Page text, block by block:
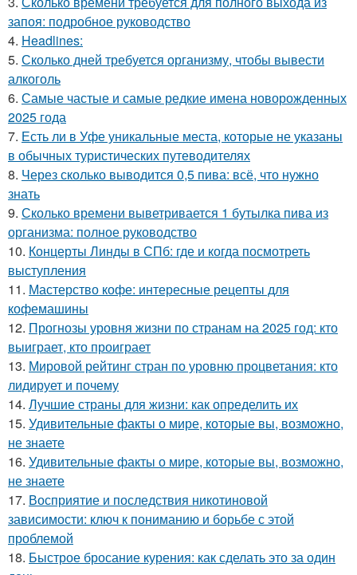
запоя: подробное руководство
4. Headlines:
5. Сколько дней требуется организму, чтобы вывести
алкоголь
6. Самые частые и самые редкие имена новорожденных
2025 года
7. Есть ли в Уфе уникальные места, которые не указаны
в обычных туристических путеводителях
8. Через сколько выводится 0,5 пива: всё, что нужно
знать
9. Сколько времени выветривается 1 бутылка пива из
организма: полное руководство
10. Концерты Линды в СПб: где и когда посмотреть
выступления
11. Мастерство кофе: интересные рецепты для
кофемашины
12. Прогнозы уровня жизни по странам на 2025 год: кто
выиграет, кто проиграет
13. Мировой рейтинг стран по уровню процветания: кто
лидирует и почему
14. Лучшие страны для жизни: как определить их
15. Удивительные факты о мире, которые вы, возможно,
не знаете
16. Удивительные факты о мире, которые вы, возможно,
не знаете
17. Восприятие и последствия никотиновой
зависимости: ключ к пониманию и борьбе с этой
проблемой
18. Быстрое бросание курения: как сделать это за один